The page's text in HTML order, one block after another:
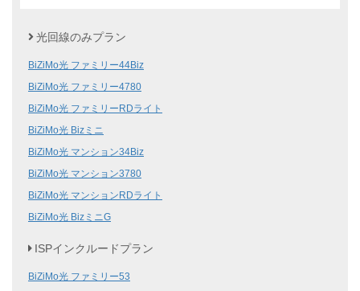
光回線のみプラン
BiZiMo光 ファミリー44Biz
BiZiMo光 ファミリー4780
BiZiMo光 ファミリーRDライト
BiZiMo光 Bizミニ
BiZiMo光 マンション34Biz
BiZiMo光 マンション3780
BiZiMo光 マンションRDライト
BiZiMo光 BizミニG
ISPインクルードプラン
BiZiMo光 ファミリー53